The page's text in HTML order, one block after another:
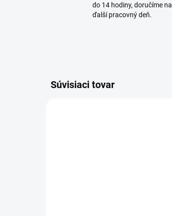
do 14 hodiny, doručíme na
ďalší pracovný deň.
Súvisiaci tovar